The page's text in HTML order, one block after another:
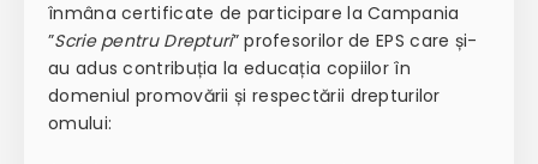
înmâna certificate de participare la Campania
”Scrie pentru Drepturi” profesorilor de EPS care și-
au adus contribuția la educația copiilor în
domeniul promovării și respectării drepturilor
omului: